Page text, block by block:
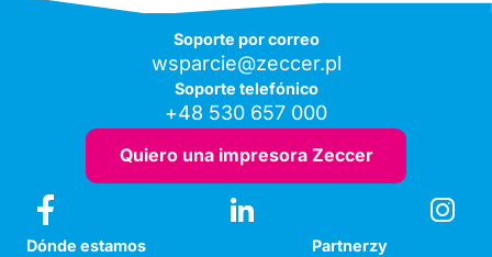
Soporte por correo
wsparcie@zeccer.pl
Soporte telefónico
+48 530 657 000
Quiero una impresora Zeccer
Dónde estamos
Partnerzy